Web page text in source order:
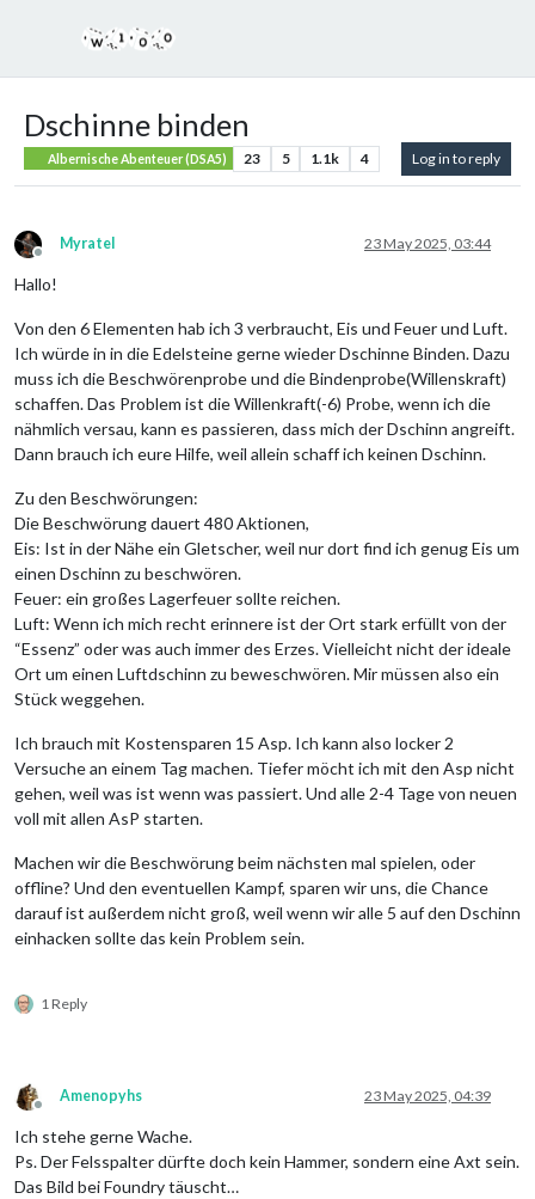
Dschinne binden
Albernische Abenteuer (DSA5) 23 5 1.1k 4 Log in to reply
Offline
Myratel 23 May 2025, 03:44
Hallo!
Von den 6 Elementen hab ich 3 verbraucht, Eis und Feuer und Luft.
Ich würde in in die Edelsteine gerne wieder Dschinne Binden. Dazu
muss ich die Beschwörenprobe und die Bindenprobe(Willenskraft)
schaffen. Das Problem ist die Willenkraft(-6) Probe, wenn ich die
nähmlich versau, kann es passieren, dass mich der Dschinn angreift.
Dann brauch ich eure Hilfe, weil allein schaff ich keinen Dschinn.
Zu den Beschwörungen:
Die Beschwörung dauert 480 Aktionen,
Eis: Ist in der Nähe ein Gletscher, weil nur dort find ich genug Eis um
einen Dschinn zu beschwören.
Feuer: ein großes Lagerfeuer sollte reichen.
Luft: Wenn ich mich recht erinnere ist der Ort stark erfüllt von der
“Essenz” oder was auch immer des Erzes. Vielleicht nicht der ideale
Ort um einen Luftdschinn zu beweschwören. Mir müssen also ein
Stück weggehen.
Ich brauch mit Kostensparen 15 Asp. Ich kann also locker 2
Versuche an einem Tag machen. Tiefer möcht ich mit den Asp nicht
gehen, weil was ist wenn was passiert. Und alle 2-4 Tage von neuen
voll mit allen AsP starten.
Machen wir die Beschwörung beim nächsten mal spielen, oder
offline? Und den eventuellen Kampf, sparen wir uns, die Chance
darauf ist außerdem nicht groß, weil wenn wir alle 5 auf den Dschinn
einhacken sollte das kein Problem sein.
1 Reply
Offline
Amenopyhs 23 May 2025, 04:39
Ich stehe gerne Wache.
Ps. Der Felsspalter dürfte doch kein Hammer, sondern eine Axt sein.
Das Bild bei Foundry täuscht…